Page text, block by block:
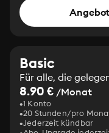
Basic
Für alle, die
8.90 € /Monat
1 Konto
20 Stunden/pro
Jederzeit kündbar